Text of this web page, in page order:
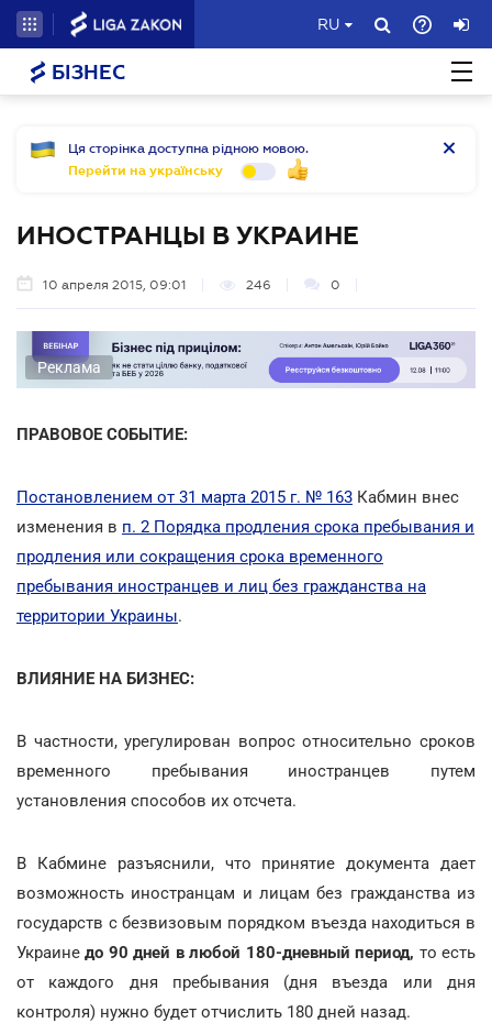
RU
БІЗНЕС
Ця сторінка доступна рідною мовою.
Перейти на українську
ИНОСТРАНЦЫ В УКРАИНЕ
10 апреля 2015, 09:01 246 0
Реклама
ПРАВОВОЕ СОБЫТИЕ:
Постановлением от 31 марта 2015 г. № 163 Кабмин внес
изменения в п. 2 Порядка продления срока пребывания и
продления или сокращения срока временного
пребывания иностранцев и лиц без гражданства на
территории Украины.
ВЛИЯНИЕ НА БИЗНЕС:
В частности, урегулирован вопрос относительно сроков
временного пребывания иностранцев путем
установления способов их отсчета.
В Кабмине разъяснили, что принятие документа дает
возможность иностранцам и лицам без гражданства из
государств с безвизовым порядком въезда находиться в
Украине до 90 дней в любой 180-дневный период, то есть
от каждого дня пребывания (дня въезда или дня
контроля) нужно будет отчислить 180 дней назад.